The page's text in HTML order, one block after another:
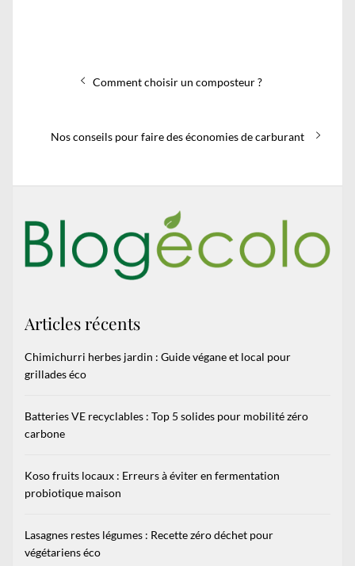
NavigationPrevious
Comment choisir un composteur ?
Next
Nos conseils pour faire des économies de carburant
Articles récents
Chimichurri herbes jardin : Guide végane et local pour
grillades éco
Batteries VE recyclables : Top 5 solides pour mobilité zéro
carbone
Koso fruits locaux : Erreurs à éviter en fermentation
probiotique maison
Lasagnes restes légumes : Recette zéro déchet pour
végétariens éco